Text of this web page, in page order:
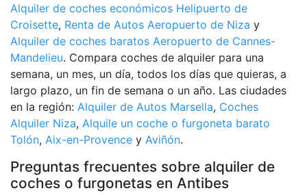
Alquiler de coches económicos Helipuerto de
Croisette, Renta de Autos Aeropuerto de Niza y
Alquiler de coches baratos Aeropuerto de Cannes-
Mandelieu. Compara coches de alquiler para una
semana, un mes, un día, todos los días que quieras, a
largo plazo, un fin de semana o un año. Las ciudades
en la región: Alquiler de Autos Marsella, Coches
Alquiler Niza, Alquile un coche o furgoneta barato
Tolón, Aix-en-Provence y Aviñón.
Preguntas frecuentes sobre alquiler de
coches o furgonetas en Antibes